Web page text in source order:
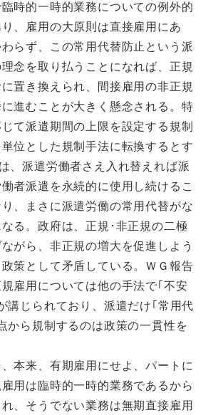
時的一時的業務についての例外的
、雇用の大原則は直接雇用にあ
らず、この常用代替防止という派
念を取り払うことになれば、正規
置き換えられ、間接雇用の非正規
進むことが大きく懸念される。特
て派遣期間の上限を設定する規制
位とした規制手法に転換するとす
、派遣労働者さえ入れ替えれば派
者派遣を永続的に使用し続けるこ
、まさに派遣労働の常用代替がな
る。政府は、正規･非正規の二極
がら、非正規の増大を促進しよう
策として矛盾している。ＷＧ報告
雇用については他の手法で｢不安
講じられており、派遣だけ｢常用代
から規制するのは政策の一貫性を
本来、有期雇用にせよ、パートに
用は臨時的一時的業務であるから
、そうでない業務は無期直接雇用